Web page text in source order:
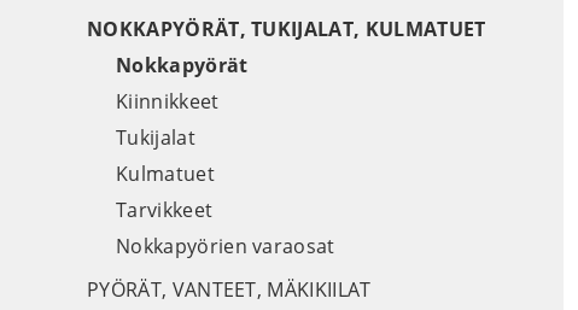
NOKKAPYÖRÄT, TUKIJALAT, KULMATUET
Nokkapyörät
Kiinnikkeet
Tukijalat
Kulmatuet
Tarvikkeet
Nokkapyörien varaosat
PYÖRÄT, VANTEET, MÄKIKIILAT